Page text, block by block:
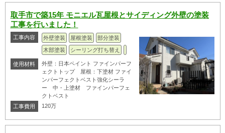
取手市で築15年 モニエル瓦屋根とサイディング外壁の塗装
工事を行いました！
工事内容 外壁塗装 屋根塗装
部分塗装
木部塗装
シーリング打ち替え
使用材料
外壁：日本ペイント ファインパーフ
ェクトトップ 屋根：下塗材 ファイ
ンパーフェクトベスト強化シーラ
ー 中・上塗材 ファインパーフェ
クトベスト
工事費用
120万